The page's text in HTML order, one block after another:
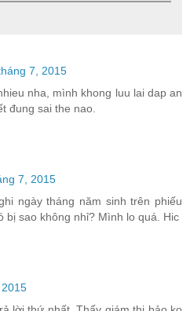
7, 2015
nha, mình khong luu lai dap an
đung sai the nao.
7, 2015
ngày tháng năm sinh trên phiếu
bị sao không nhỉ? Mình lo quá. Hic